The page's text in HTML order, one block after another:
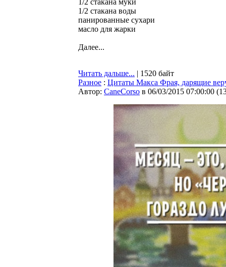
1/2 стакана муки
1/2 стакана воды
панированные сухари
масло для жарки
Далее...
Читать дальше... | 1520 байт
Разное : Цитаты Макса Фрая, дарящие
Автор: CaneCorso в 06/03/2015 07:00:00 (